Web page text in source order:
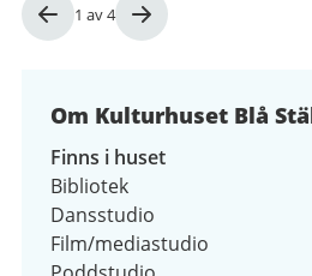
Bild
1 av4
Om Kulturhuset Blå
Finns i huset
Bibliotek
Dansstudio
Film/mediastudio